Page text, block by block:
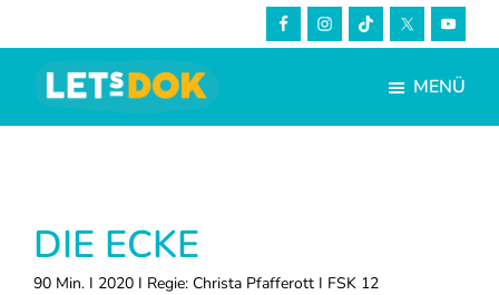
to
content
Fußzeile
springen
LETsDOK
Bundesweite
MENÜ
DIE ECKE
90 Min. I 2020 I Regie: Christa Pfafferott I FSK 12